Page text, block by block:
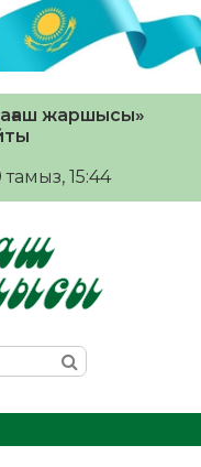
жаршысы»
15:44